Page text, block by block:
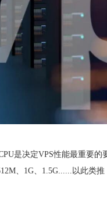
是决定VPS性能最重要
、1G、1.5G......以此类